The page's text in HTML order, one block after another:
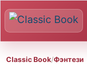
Classic Book/Фэнтези